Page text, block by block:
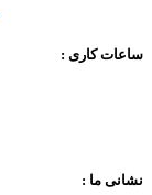
ساعات کاری :
نشانی ما :